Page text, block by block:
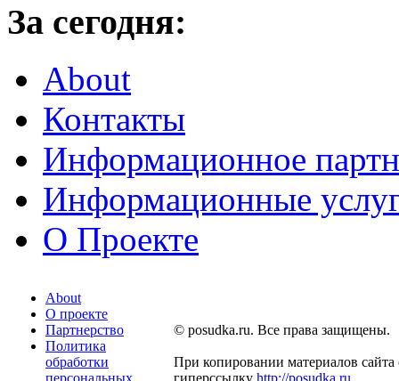
За сегодня:
About
Контакты
Информационное
Информационные
О Проекте
About
О проекте
Партнерство
Политика
обработки
© posudka.ru. Все права защищены.
При копировании материалов сайта